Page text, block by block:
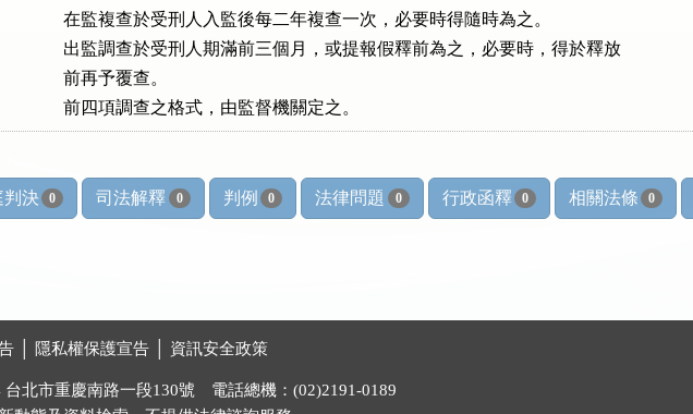
在監複查於受刑人入監後每二年複查一次，必要時得隨時為之。
出監調查於受刑人期滿前三個月，或提報假釋前為之，必要時，得於釋放
前再予覆查。
前四項調查之格式，由監督機關定之。
判決 0 司法解釋 0 判例 0 法律問題 0 行政函釋 0 相關法條 0
隱私權保護宣告 資訊安全政策
台北市重慶南路一段130號 電話總機：(02)2191-0189